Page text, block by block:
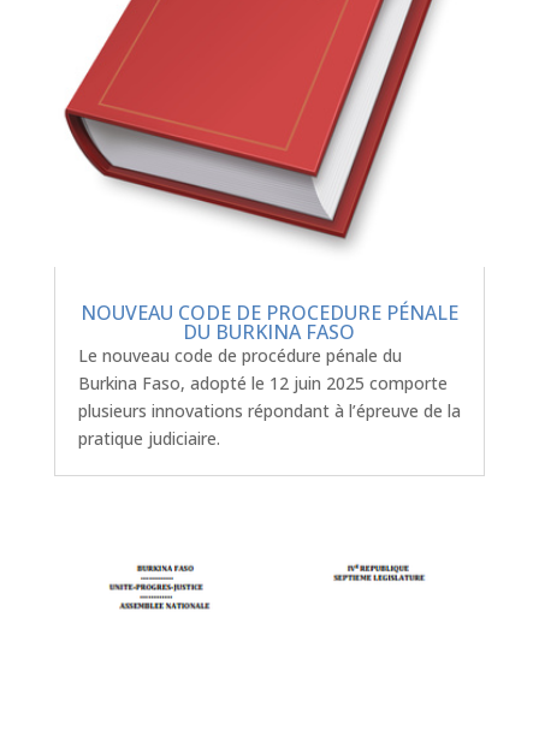
NOUVEAU CODE DE PROCEDURE PÉNALE
DU BURKINA FASO
Le nouveau code de procédure pénale du
Burkina Faso, adopté le 12 juin 2025 comporte
plusieurs innovations répondant à l’épreuve de la
pratique judiciaire.